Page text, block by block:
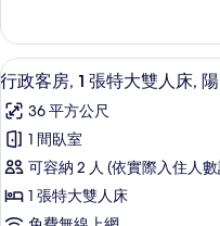
所
有
相
片
詳
情
大
雙
人
床
的
所
有
客
房,
1
張
特
大
雙
人
床
的
顯
示
行
政
客
房,
2
行政客房, 1 張特大雙人床,
36 平方公尺
1 間臥室
可容納 2 人 (依實際入住人
1 張特大雙人床